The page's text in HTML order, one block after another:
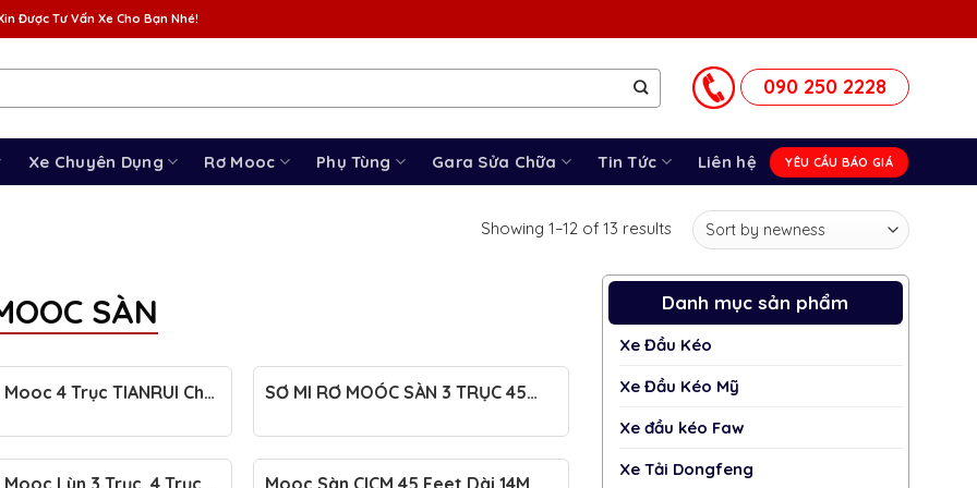
Được Tư Vấn Xe Cho Bạn Nhé!
090 250 2228
Xe Chuyên Dụng Rơ Mooc Phụ Tùng Gara Sửa Chữa Tin Tức Liên hệ YÊU CẦU BÁO GIÁ
Showing 1–12 of 13 results
SÀN
4 Trục TIANRUI Chở
SƠ MI RƠ MOÓC SÀN 3 TRỤC 45
Danh mục sản phẩm
Xe Đầu Kéo
Xe Đầu Kéo Mỹ
Xe đầu kéo Faw
Xe Tải Dongfeng